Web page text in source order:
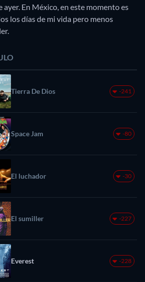
ayer. En México, en este momento es
los días de mi vida pero menos
Tierra De Dios -241
Space Jam -80
El luchador -30
El sumiller -227
Everest -228